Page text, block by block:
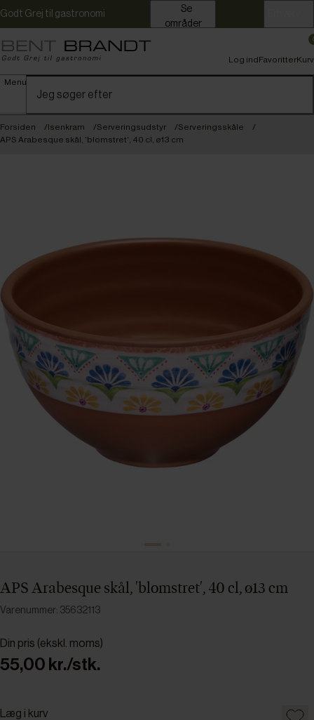
Godt Grej til gastronomi
områder
Menu
Log indFavoritterKurv
Forsiden Isenkram Serveringsudstyr
Serveringsskåle
APS Arabesque skål, 'blomstret', 40 cl, ø13 cm
APS Arabesque skål, 'blomstret', 40 cl, ø13 cm
Varenummer: 35632113
Din pris (ekskl. moms)
55,00 kr./stk.
Læg i kurv